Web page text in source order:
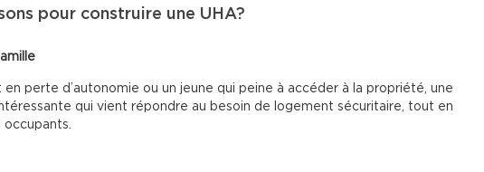
pour construire une UHA?
perte d’autonomie ou un jeune qui peine à accéder à la propriété, une
qui vient répondre au besoin de logement sécuritaire, tout en
occupants.